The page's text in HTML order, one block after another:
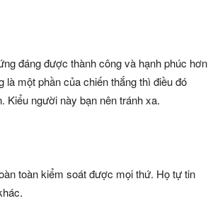
đáng được thành công và hạnh phúc hơn
một phần của chiến thắng thì điều đó
Kiểu người này bạn nên tránh xa.
toàn kiểm soát được mọi thứ. Họ tự tin